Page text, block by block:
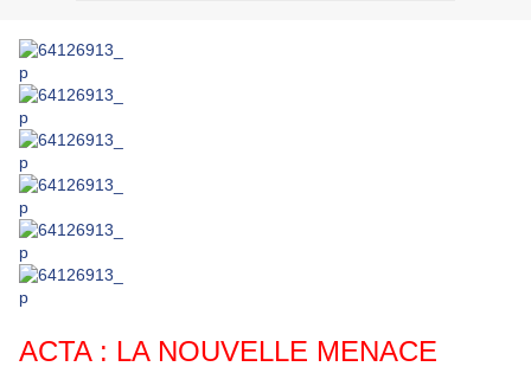
ACTA : LA NOUVELLE MENACE